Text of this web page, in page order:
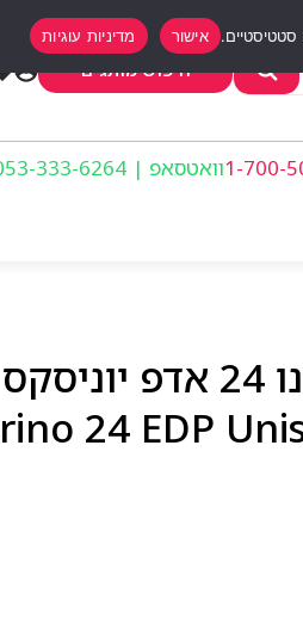
חיפוש מותגים
וואטסאפ | 053-333-6264
אישור מדיניות עוגיות